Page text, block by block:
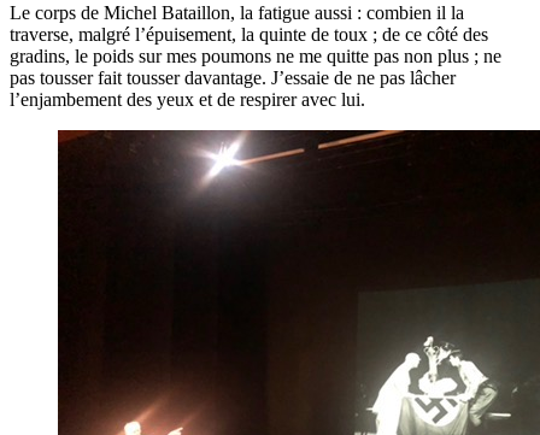
Le corps de Michel Bataillon, la fatigue aussi : combien il la
traverse, malgré l’épuisement, la quinte de toux ; de ce côté des
gradins, le poids sur mes poumons ne me quitte pas non plus ; ne
pas tousser fait tousser davantage. J’essaie de ne pas lâcher
l’enjambement des yeux et de respirer avec lui.